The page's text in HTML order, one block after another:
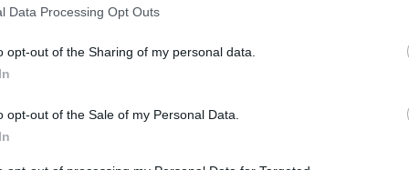
Data Processing Opt Outs
opt-out of the Sharing of my personal data.
opt-out of the Sale of my Personal Data.